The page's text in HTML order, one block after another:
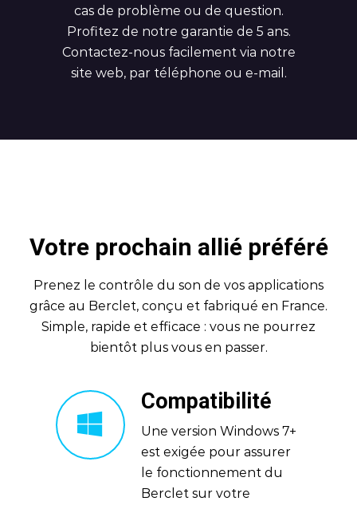
cas de problème ou de question.
Profitez de notre garantie de 5 ans.
Contactez-nous facilement via notre
site web, par téléphone ou e-mail.
Votre prochain allié préféré
Prenez le contrôle du son de vos applications
grâce au Berclet, conçu et fabriqué en France.
Simple, rapide et efficace : vous ne pourrez
bientôt plus vous en passer.
Compatibilité
Une version Windows 7+
est exigée pour assurer
le fonctionnement du
Berclet sur votre